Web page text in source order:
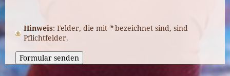
Hinweis : Felder, die mit *bezeichnet sind, sind
Pflichtfelder.